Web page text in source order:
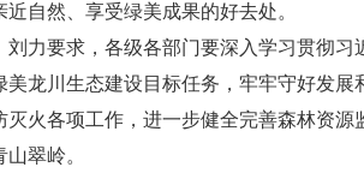
近自然、享受绿美成果的好去处。
要求，各级各部门要深入学习贯彻习
美龙川生态建设目标任务，牢牢守好发
灭火各项工作，进一步健全完善森林资
山翠岭。